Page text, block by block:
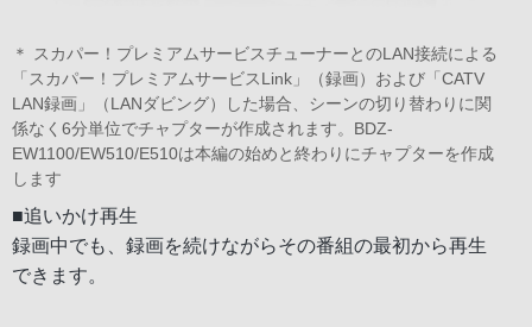
＊ スカパー！プレミアムサービスチューナーとのLAN接続による
「スカパー！プレミアムサービスLink」（録画）および「CATV
LAN録画」（LANダビング）した場合、シーンの切り替わりに関
係なく6分単位でチャプターが作成されます。BDZ-
EW1100/EW510/E510は本編の始めと終わりにチャプターを作成
します
■追いかけ再生
録画中でも、録画を続けながらその番組の最初から再生
できます。